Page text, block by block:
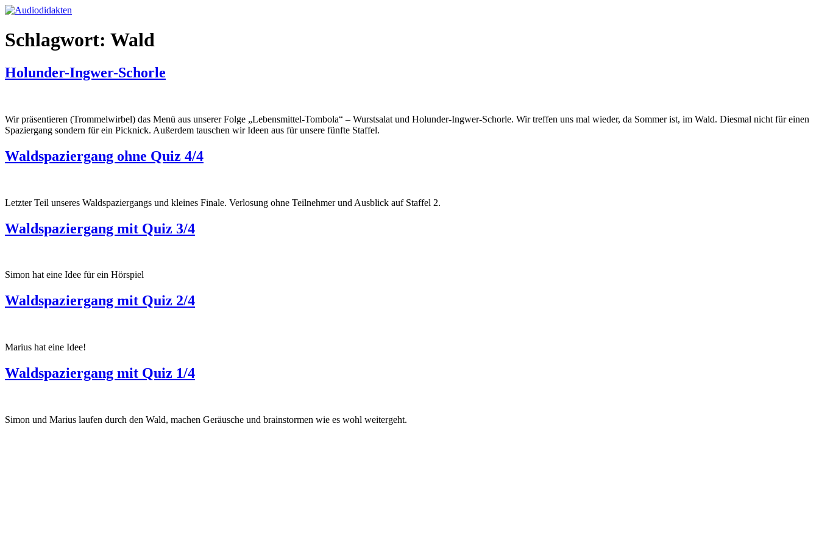
Zum
springen
Schlagwort: Wald
Holunder-Ingwer-Schorle
Wir präsentieren (Trommelwirbel) das Menü aus unserer Folge „Lebensmittel-Tombola“ – Wurstsalat und Holunder-Ingwer-Schorle. Wir treffen uns mal wieder, da Sommer ist, im Wald. Diesmal nicht für einen
Spaziergang sondern für ein Picknick. Außerdem tauschen wir Ideen aus für unsere fünfte Staffel.
Waldspaziergang ohne Quiz 4/4
Letzter Teil unseres Waldspaziergangs und kleines Finale. Verlosung ohne Teilnehmer und Ausblick auf Staffel 2.
Waldspaziergang mit Quiz 3/4
Simon hat eine Idee für ein Hörspiel
Waldspaziergang mit Quiz 2/4
Marius hat eine Idee!
Waldspaziergang mit Quiz 1/4
Simon und Marius laufen durch den Wald, machen Geräusche und brainstormen wie es wohl weitergeht.